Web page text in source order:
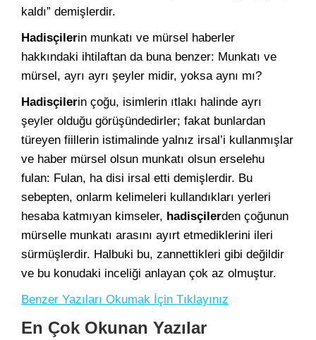
kaldı” demişlerdir.
Hadisçilerin munkatı ve mürsel haberler
hakkındaki ihtilaftan da buna benzer: Munkatı ve
mürsel, ayrı ayrı şeyler midir, yoksa aynı mı?
Hadisçilerin çoğu, isimlerin ıtlakı halinde ayrı
şeyler olduğu görüşündedirler; fakat bunlardan
türeyen fiillerin istimalinde yalnız irsal’i kullanmışlar
ve haber mürsel olsun munkatı olsun erselehu
fulan: Fulan, ha disi irsal etti demişlerdir. Bu
sebepten, onlarm kelimeleri kullandıkları yerleri
hesaba katmıyan kimseler, hadisçilerden çoğunun
mürselle munkatı arasını ayırt etmediklerini ileri
sürmüşlerdir. Halbuki bu, zannettikleri gibi değildir
ve bu konudaki inceliği anlayan çok az olmuştur.
Benzer Yazıları Okumak İçin Tıklayınız
En Çok Okunan Yazılar